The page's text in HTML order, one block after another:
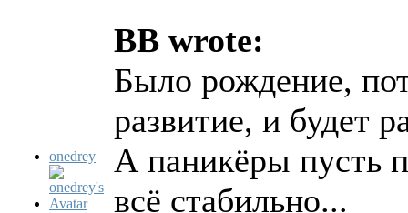
onedrey
BB wrote:
Было рождение,
развитие, и будет
А паникёры пусть
всё стабильно...